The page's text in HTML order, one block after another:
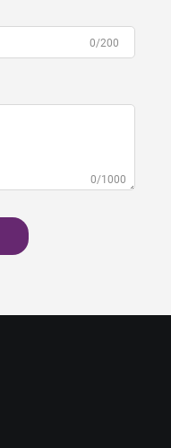
0/200
0/1000